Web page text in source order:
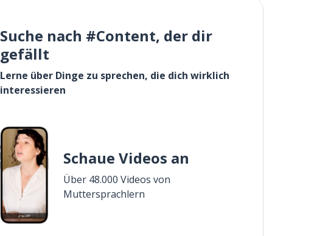
Suche nach #Content, der dir
gefällt
Lerne über Dinge zu sprechen, die dich wirklich
interessieren
Schaue Videos an
Über 48.000 Videos von
Muttersprachlern